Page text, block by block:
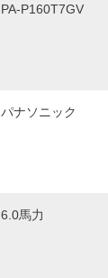
PA-P160T7GV
パナソニック
6.0馬力